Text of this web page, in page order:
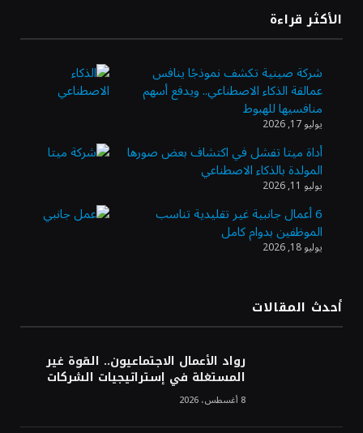
«طيران الرياض» يدشن أولى رحلاته إلى مومباي
ويضيف الوجهة التشغيلية الثامنة
وزير الاستثمار: الموافقة على رخصة مزاولة
الأنشطة المالية عابرة الحدود تطوير للبيئة
الاستثمارية
الذهب يسجل أعلى مستوى في أسبوعين بدعم
من تراجع الدولار
الدولار الأمريكي يتراجع قرب أدنى مستوياته
ترقب تطورات الوساطة بشأن الحرب
الأكثر قراءة
شركة صينية تكشف نموذجًا ينافس
عمالقة الذكاء الاصطناعي.. ويدفع أسهم
منافسيها للهبوط
يوليو 17, 2026
أداة ميتا تفشل في اكتشاف بعض صورها
المولدة بالذكاء الاصطناعي
يوليو 11, 2026
6 أعمال جانبية غير تقليدية تناسب
الموظفين بدوام كامل
يوليو 18, 2026
أحدث المقالات
رواد الأعمال الاجتماعيون.. القوة غير
المستغلة في إستراتيجيات الشركات
8 أغسطس، 2026